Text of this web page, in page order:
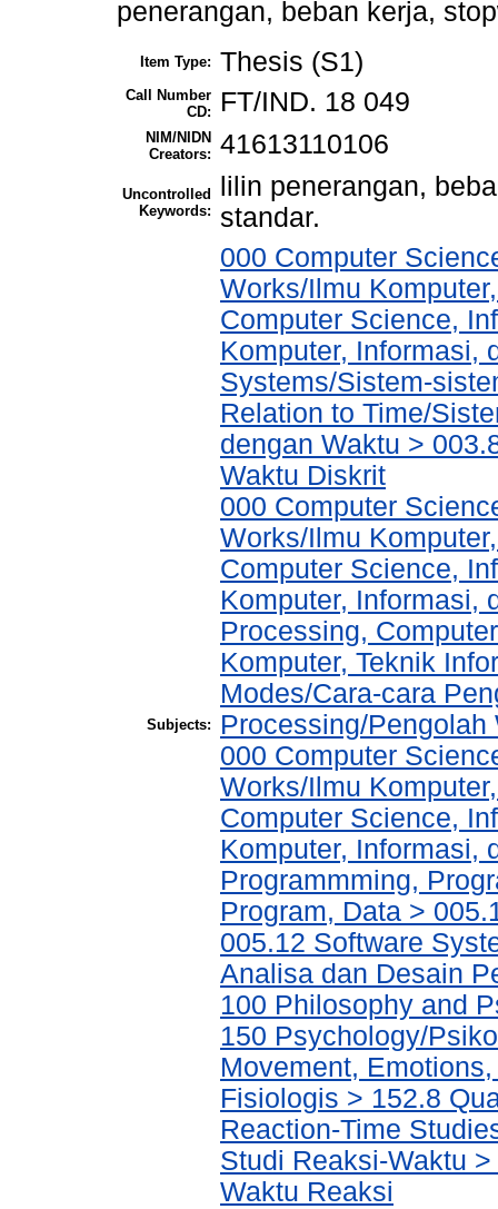
penerangan, beban kerja,
Item Type: Thesis (S1)
Call Number
CD:
FT/IND. 18 049
NIM/NIDN
Creators: 41613110106
Uncontrolled
Keywords:
lilin penerangan,
standar.
Subjects:
000 Computer
Works/Ilmu
Computer Science,
Komputer, Informasi,
Systems/Sistem-
Relation to Time/
dengan Waktu >
Waktu Diskrit
000 Computer
Works/Ilmu
Computer Science,
Komputer, Informasi,
Processing,
Komputer, Teknik
Modes/Cara-cara
Processing/Pengolah
000 Computer
Works/Ilmu
Computer Science,
Komputer, Informasi,
Programmming,
Program, Data >
005.12 Software
Analisa dan Desain
100 Philosophy and
150 Psychology/
Movement,
Fisiologis > 152.8
Reaction-Time
Studi Reaksi-Waktu
Waktu Reaksi